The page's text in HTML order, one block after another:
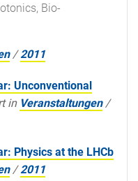
Bio-
/2011
Unconventional
in Veranstaltungen /
Physics at the LHCb
/2011